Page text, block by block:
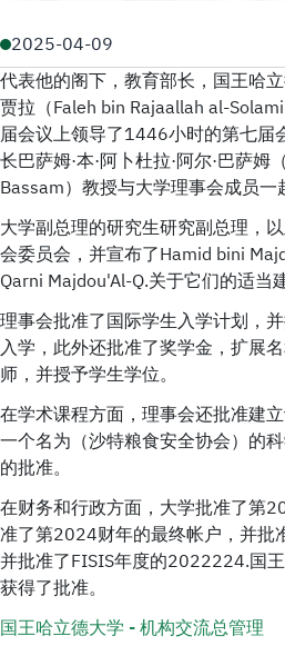
2025-04-09
代表他的阁下，教育部长，国王哈
贾拉（Faleh bin Rajaallah al-
届会议上领导了1446小时的第七届
长巴萨姆·本·阿卜杜拉·阿尔·巴萨
Bassam）教授与大学理事会成员一
大学副总理的研究生研究副总理，
会委员会，并宣布了Hamid bini
Qarni Majdou'Al-Q.关于它们的适当
理事会批准了国际学生入学计划，
入学，此外还批准了奖学金，扩展
师，并授予学生学位。
在学术课程方面，理事会还批准建
一个名为（沙特粮食安全协会）的
的批准。
在财务和行政方面，大学批准了第
准了第2024财年的最终帐户，并批
并批准了FISIS年度的2022224.国
获得了批准。
国王哈立德大学 - 机构交流总管理